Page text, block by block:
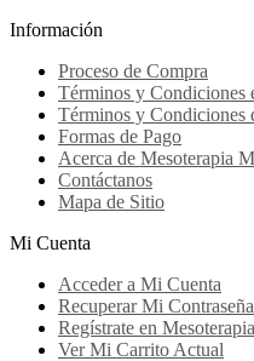
Información
Proceso de Compra
Términos y Condiciones
Términos y Condiciones
Formas de Pago
Acerca de Mesoterapia
Contáctanos
Mapa de Sitio
Mi Cuenta
Acceder a Mi Cuenta
Recuperar Mi Contraseña
Regístrate en
Ver Mi Carrito Actual